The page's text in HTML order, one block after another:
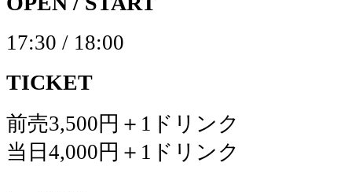
17:30 / 18:00
TICKET
前売3,500円＋1ドリンク
当日4,000円＋1ドリンク